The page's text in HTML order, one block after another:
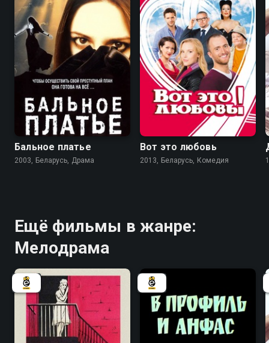
6.7
Бальное платье
2003, Беларусь, Драма
7.0
Вот это любовь
2013, Беларусь, Комедия
Ещё фильмы в жанре:
Мелодрама